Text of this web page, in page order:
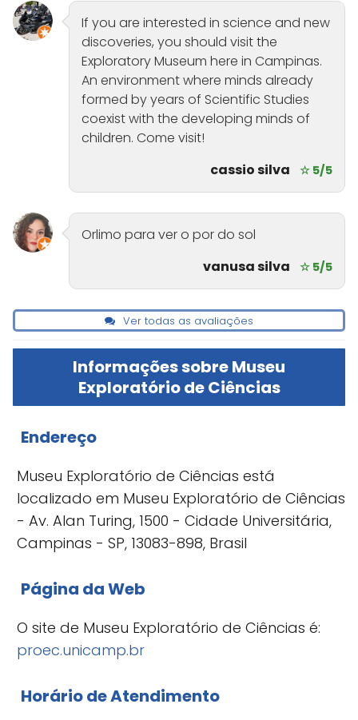
If you are interested in science and new
discoveries, you should visit the
Exploratory Museum here in Campinas.
An environment where minds already
formed by years of Scientific Studies
coexist with the developing minds of
children. Come visit!
cassio silva
☆ 5/5
Orlimo para ver o por do sol
vanusa silva
☆ 5/5
Ver todas as avaliações
Informações sobre Museu
Exploratório de Ciências
Endereço
Museu Exploratório de Ciências está
localizado em Museu Exploratório de Ciências
- Av. Alan Turing, 1500 - Cidade Universitária,
Campinas - SP, 13083-898, Brasil
Página da Web
O site de Museu Exploratório de Ciências é:
proec.unicamp.br
Horário de Atendimento